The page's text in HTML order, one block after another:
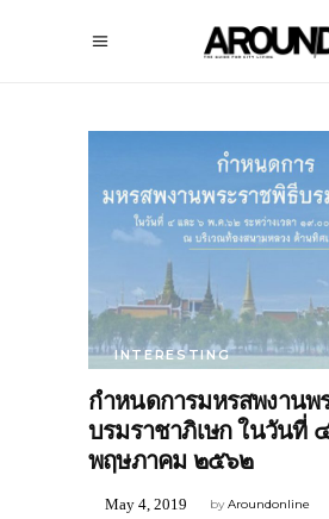
INTERESTING
กำหนดการมหรสพงานพ
บรมราชาภิเษก ในวันที่
พฤษภาคม ๒๕๖๒
byAroundonline
May 4, 2019